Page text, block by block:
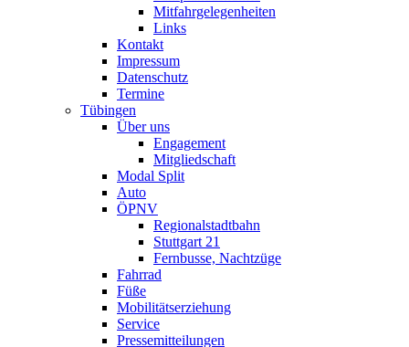
Mitfahrgelegenheiten
Links
Kontakt
Impressum
Datenschutz
Termine
Tübingen
Über uns
Engagement
Mitgliedschaft
Modal Split
Auto
ÖPNV
Regionalstadtbahn
Stuttgart 21
Fernbusse, Nachtzüge
Fahrrad
Füße
Mobilitätserziehung
Service
Pressemitteilungen